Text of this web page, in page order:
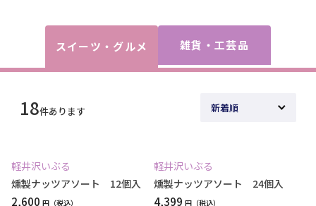
スイーツ・グルメ 雑貨・工芸品
18件あります
軽井沢いぶる
燻製ナッツアソート 12個入
2,600 円
軽井沢いぶる
燻製ナッツアソート 24個入
4,399 円